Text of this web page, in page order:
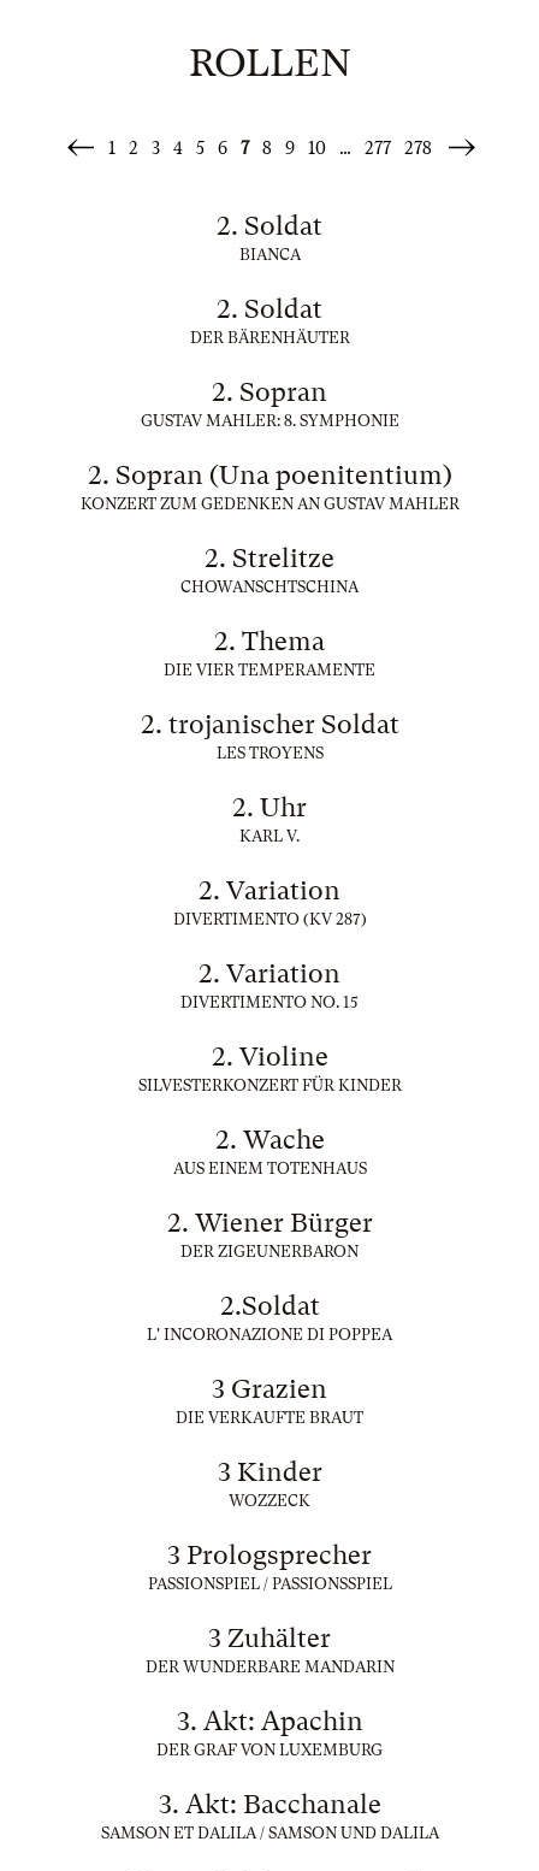
ROLLEN
«
1 2 3 4 5 6 7 8 9 10 … 277 278
Weiter
2. Soldat
BIANCA
2. Soldat
DER BÄRENHÄUTER
2. Sopran
GUSTAV MAHLER: 8. SYMPHONIE
2. Sopran (Una poenitentium)
KONZERT ZUM GEDENKEN AN GUSTAV MAHLER
2. Strelitze
CHOWANSCHTSCHINA
2. Thema
DIE VIER TEMPERAMENTE
2. trojanischer Soldat
LES TROYENS
2. Uhr
KARL V.
2. Variation
DIVERTIMENTO (KV 287)
2. Variation
DIVERTIMENTO NO. 15
2. Violine
SILVESTERKONZERT FÜR KINDER
2. Wache
AUS EINEM TOTENHAUS
2. Wiener Bürger
DER ZIGEUNERBARON
2.Soldat
L' INCORONAZIONE DI POPPEA
3 Grazien
DIE VERKAUFTE BRAUT
3 Kinder
WOZZECK
3 Prologsprecher
PASSIONSPIEL / PASSIONSSPIEL
3 Zuhälter
DER WUNDERBARE MANDARIN
3. Akt: Apachin
DER GRAF VON LUXEMBURG
3. Akt: Bacchanale
SAMSON ET DALILA / SAMSON UND DALILA